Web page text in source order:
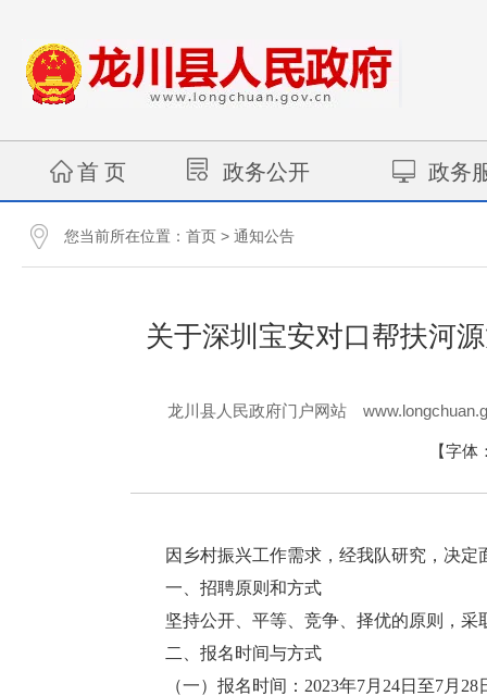
首 页 政务公开 政务
您当前所在位置： 首页 > 通知公告
关于深圳宝安对口帮扶河
龙川县人民政府门户网站
【字体
因乡村振兴工作需求，经我队研究，决定
一、招聘原则和方式
坚持公开、平等、竞争、择优的原则，采
二、报名时间与方式
（一）报名时间：2023年7月24日至7月28